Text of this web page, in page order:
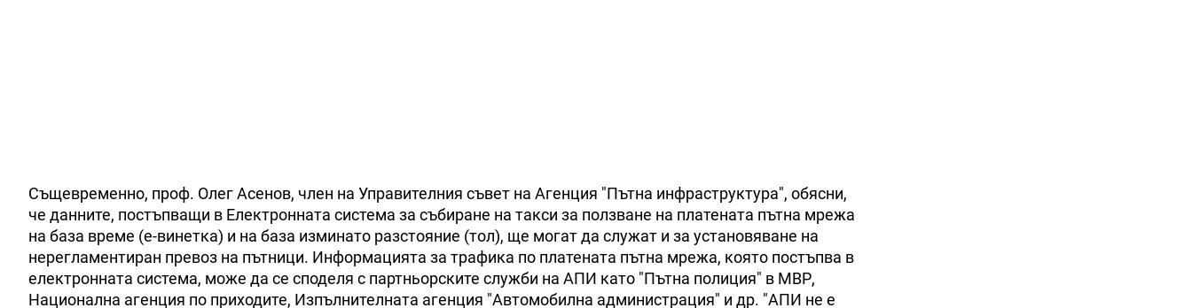
Същевременно, проф. Олег Асенов, член на Управителния съвет на Агенция "Пътна инфраструктура", обясни,
че данните, постъпващи в Електронната система за събиране на такси за ползване на платената пътна мрежа
на база време (е-винетка) и на база изминато разстояние (тол), ще могат да служат и за установяване на
нерегламентиран превоз на пътници. Информацията за трафика по платената пътна мрежа, която постъпва в
електронната система, може да се споделя с партньорските служби на АПИ като "Пътна полиция" в МВР,
Национална агенция по приходите, Изпълнителната агенция "Автомобилна администрация" и др. "АПИ не е